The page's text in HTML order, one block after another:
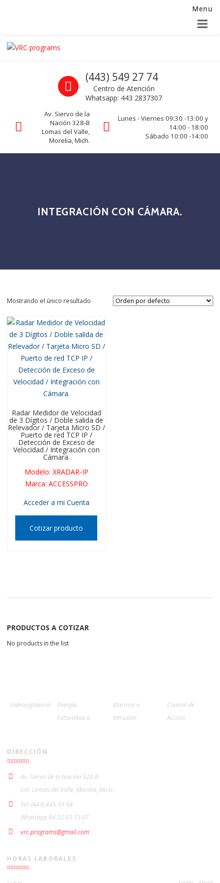
Menu
Skip to navigation
Skip to content
La seguridad de su empresa es nuestro negocio.
Call us
(443) 549 27 74
Centro de Atención
Whatsapp: 443 2837307
Av. Siervo de la
Nación 328-B
Lomas del Valle,
Morelia, Mich.
Lunes - Viernes 09:30 -13:00 y
14:00 - 18:00
Sábado 10:00 -14:00
INTEGRACIÓN CON CÁMARA.
Mostrando el único resultado
Radar Medidor de Velocidad
de 3 Dígitos / Doble salida de
Relevador / Tarjeta Micro SD /
Puerto de red TCP IP /
Detección de Exceso de
Velocidad / Integración con
Cámara.
Modelo: XRADAR-IP
Marca: ACCESSPRO
Acceder a mi Cuenta
Cotizar producto
PRODUCTOS A COTIZAR
No products in the list
Videovigilancia
Energía
Fotovoltaica
Alarmas e
Intrusión
Control de
Acceso
DIRECCIÓN
Av. Siervo de la Nación 328-B
Col. Lomas del Valle, Morelia, Mich.
Tel. (443) 445 39 98
Whatsapp 44 32 83 73 07
vrc.programs@gmail.com
HORAS LABORALES